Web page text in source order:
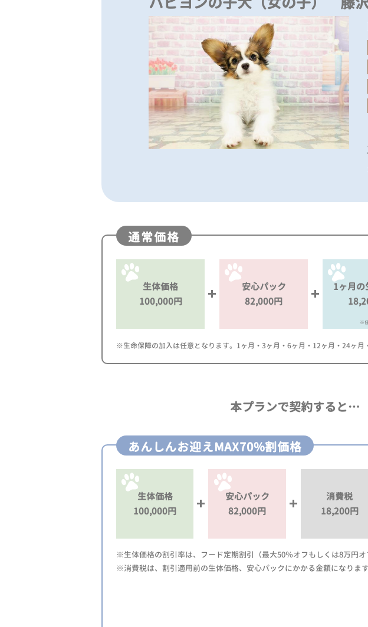
通常価格
生体価格
100,000円
安心パック
82,000円
1ヶ月の
※
※生命保障の加入は任意となります。1ヶ月・3ヶ月・6ヶ月・12ヶ月・24ヶ月
本プランで契約すると…
あんしんお迎えMAX70%割価格
生体価格
100,000円
安心パック
82,000円
消費税
18,200円
※生体価格の割引率は、フード定期割引（最大50％オフもしくは8万円
※消費税は、割引適用前の生体価格、安心パックにかかる金額になります